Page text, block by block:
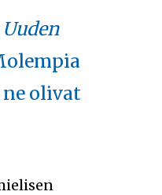
Uuden
olivat